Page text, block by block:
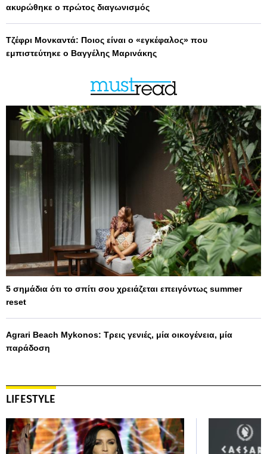
ακυρώθηκε ο πρώτος διαγωνισμός
Τζέφρι Μονκαντά: Ποιος είναι ο «εγκέφαλος» που
εμπιστεύτηκε ο Βαγγέλης Μαρινάκης
5 σημάδια ότι το σπίτι σου χρειάζεται επειγόντως summer
reset
Agrari Beach Mykonos: Τρεις γενιές, μία οικογένεια, μία
παράδοση
LIFESTYLE